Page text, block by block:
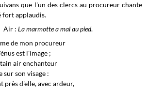
que l'un des clercs au procureur chante
fort applaudis.
Air : La marmotte a mal au pied.
de mon procureur
est l'image ;
air enchanteur
son visage :
près d'elle, avec ardeur,